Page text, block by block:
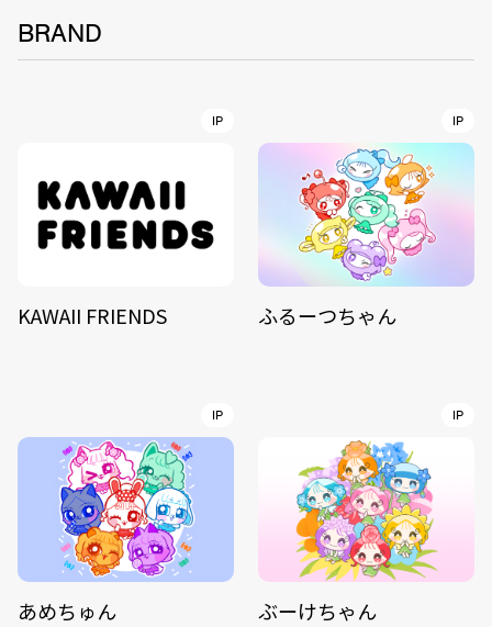
BRAND
IP
KAWAII FRIENDS
IP
ふるーつちゃん
IP
あめちゅん
IP
ぶーけちゃん